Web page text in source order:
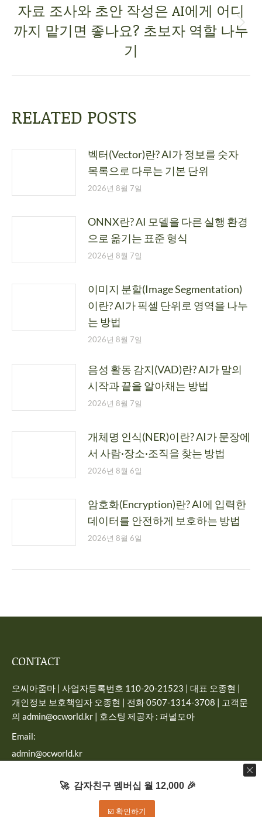
자료 조사와 초안 작성은 AI에게 어디
까지 맡기면 좋나요? 초보자 역할 나누
기
RELATED POSTS
벡터(Vector)란? AI가 정보를 숫자
목록으로 다루는 기본 단위
2026년 8월 7일
ONNX란? AI 모델을 다른 실행 환경
으로 옮기는 표준 형식
2026년 8월 7일
이미지 분할(Image Segmentation)
이란? AI가 픽셀 단위로 영역을 나누
는 방법
2026년 8월 7일
음성 활동 감지(VAD)란? AI가 말의
시작과 끝을 알아채는 방법
2026년 8월 7일
개체명 인식(NER)이란? AI가 문장에
서 사람·장소·조직을 찾는 방법
2026년 8월 6일
암호화(Encryption)란? AI에 입력한
데이터를 안전하게 보호하는 방법
2026년 8월 6일
CONTACT
오씨아줌마 | 사업자등록번호 110-20-21523 | 대표 오종현 |
개인정보 보호책임자 오종현 | 전화 0507-1314-3708 | 고객문
의 admin@ocworld.kr | 호스팅 제공자 : 퍼널모아
Email:
admin@ocworld.kr
🚀 감자친구 멤버십 월 12,000 🎉
☑️ 확인하기